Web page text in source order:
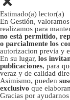
Estimado(a) lector(a)
En Gestión,
realizamos para
no está permitido,
o parcialmente los
autorizacion previa y
En su lugar, los
publicaciones, para
veraz y de calidad
Asimismo, pueden
exclusivo que
Gracias por